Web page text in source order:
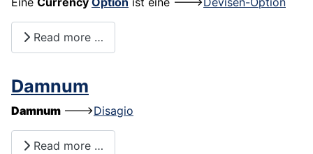
Read more …
Damnum
Damnum --->Disagio
Read more …